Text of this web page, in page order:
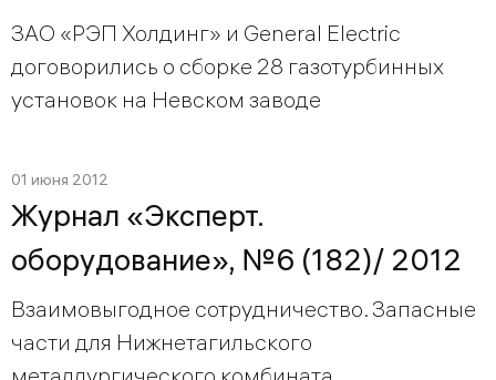
ЗАО «РЭП Холдинг» и General Electric
договорились о сборке 28 газотурбинных
установок на Невском заводе
01 июня 2012
Журнал «Эксперт.
оборудование», №6 (182)/ 2012
Взаимовыгодное сотрудничество. Запасные
части для Нижнетагильского
металлургического комбината